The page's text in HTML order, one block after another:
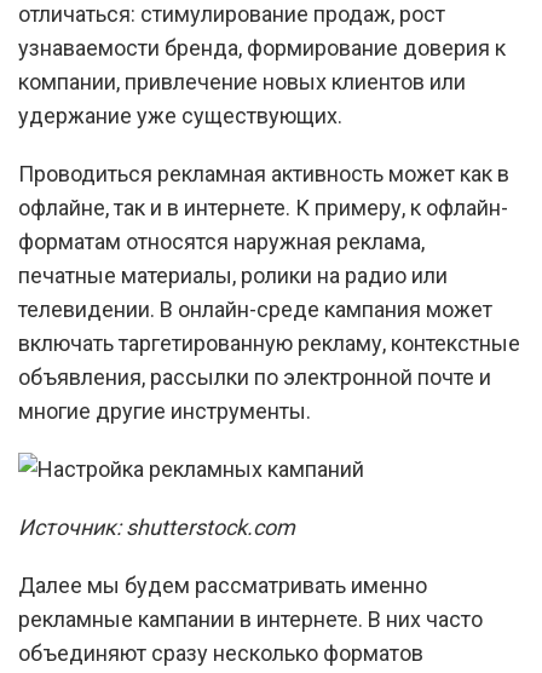
отличаться: стимулирование продаж, рост
узнаваемости бренда, формирование доверия к
компании, привлечение новых клиентов или
удержание уже существующих.
Проводиться рекламная активность может как в
офлайне, так и в интернете. К примеру, к офлайн-
форматам относятся наружная реклама,
печатные материалы, ролики на радио или
телевидении. В онлайн-среде кампания может
включать таргетированную рекламу, контекстные
объявления, рассылки по электронной почте и
многие другие инструменты.
Источник: shutterstock.com
Далее мы будем рассматривать именно
рекламные кампании в интернете. В них часто
объединяют сразу несколько форматов